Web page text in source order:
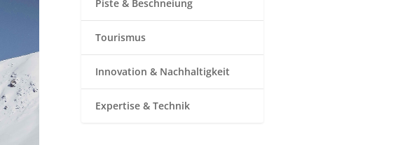
Piste & Beschneiung
Tourismus
Innovation & Nachhaltigkeit
Expertise & Technik